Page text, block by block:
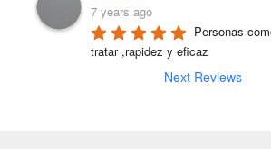
7 years ago
Personas
tratar ,rapidez y eficaz
Next Reviews